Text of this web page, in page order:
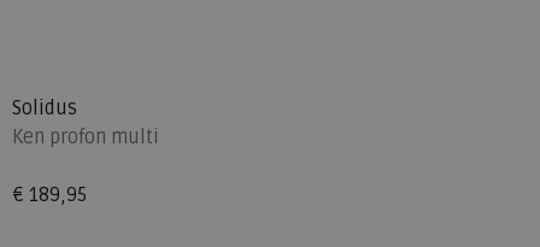
Solidus
Ken profon multi
€ 189,95